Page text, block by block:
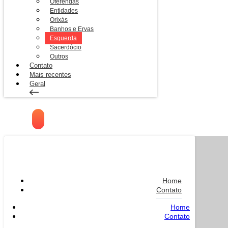
Oferendas
Entidades
Orixás
Banhos e Ervas
Esquerda
Sacerdócio
Outros
Contato
Mais recentes
Geral
Home
Contato
Home
Contato